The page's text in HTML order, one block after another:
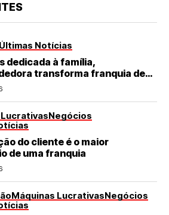
Últimas Notícias
dedicada à família,
transforma franquia de
negócio de destaque no RN
Negócios
do cliente é o maior
de uma franquia
Máquinas LucrativasNegócios